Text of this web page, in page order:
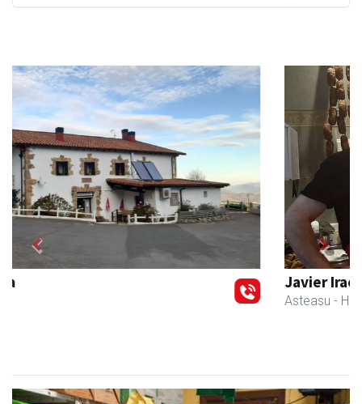
Javier Iraola harategia
Previous Next